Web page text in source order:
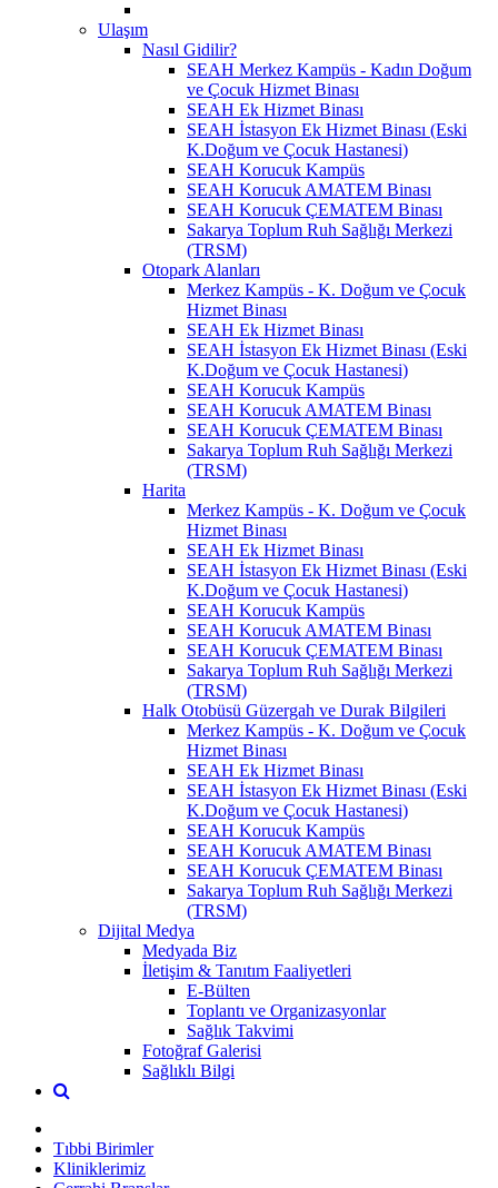
Ulaşım
Nasıl Gidilir?
SEAH Merkez Kampüs - Kadın Doğum
ve Çocuk Hizmet Binası
SEAH Ek Hizmet Binası
SEAH İstasyon Ek Hizmet Binası (Eski
K.Doğum ve Çocuk Hastanesi)
SEAH Korucuk Kampüs
SEAH Korucuk AMATEM Binası
SEAH Korucuk ÇEMATEM Binası
Sakarya Toplum Ruh Sağlığı Merkezi
(TRSM)
Otopark Alanları
Merkez Kampüs - K. Doğum ve Çocuk
Hizmet Binası
SEAH Ek Hizmet Binası
SEAH İstasyon Ek Hizmet Binası (Eski
K.Doğum ve Çocuk Hastanesi)
SEAH Korucuk Kampüs
SEAH Korucuk AMATEM Binası
SEAH Korucuk ÇEMATEM Binası
Sakarya Toplum Ruh Sağlığı Merkezi
(TRSM)
Harita
Merkez Kampüs - K. Doğum ve Çocuk
Hizmet Binası
SEAH Ek Hizmet Binası
SEAH İstasyon Ek Hizmet Binası (Eski
K.Doğum ve Çocuk Hastanesi)
SEAH Korucuk Kampüs
SEAH Korucuk AMATEM Binası
SEAH Korucuk ÇEMATEM Binası
Sakarya Toplum Ruh Sağlığı Merkezi
(TRSM)
Halk Otobüsü Güzergah ve Durak Bilgileri
Merkez Kampüs - K. Doğum ve Çocuk
Hizmet Binası
SEAH Ek Hizmet Binası
SEAH İstasyon Ek Hizmet Binası (Eski
K.Doğum ve Çocuk Hastanesi)
SEAH Korucuk Kampüs
SEAH Korucuk AMATEM Binası
SEAH Korucuk ÇEMATEM Binası
Sakarya Toplum Ruh Sağlığı Merkezi
(TRSM)
Dijital Medya
Medyada Biz
İletişim & Tanıtım Faaliyetleri
E-Bülten
Toplantı ve Organizasyonlar
Sağlık Takvimi
Fotoğraf Galerisi
Sağlıklı Bilgi
Tıbbi Birimler
Kliniklerimiz